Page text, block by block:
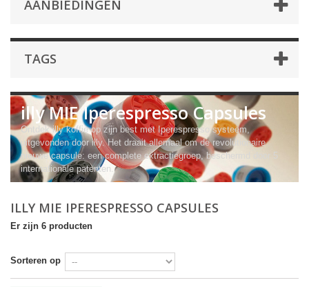
AANBIEDINGEN
TAGS
illy MIE Iperespresso Capsules
Ontdek illy koffie op zijn best met Iperespresso systeem,
uitgevonden door illy. Het draait allemaal om de revolutionaire
nieuwe capsule: een complete extractiegroep, beschermd door 5
internationale patenten.
ILLY MIE IPERESPRESSO CAPSULES
Er zijn 6 producten
Sorteren op